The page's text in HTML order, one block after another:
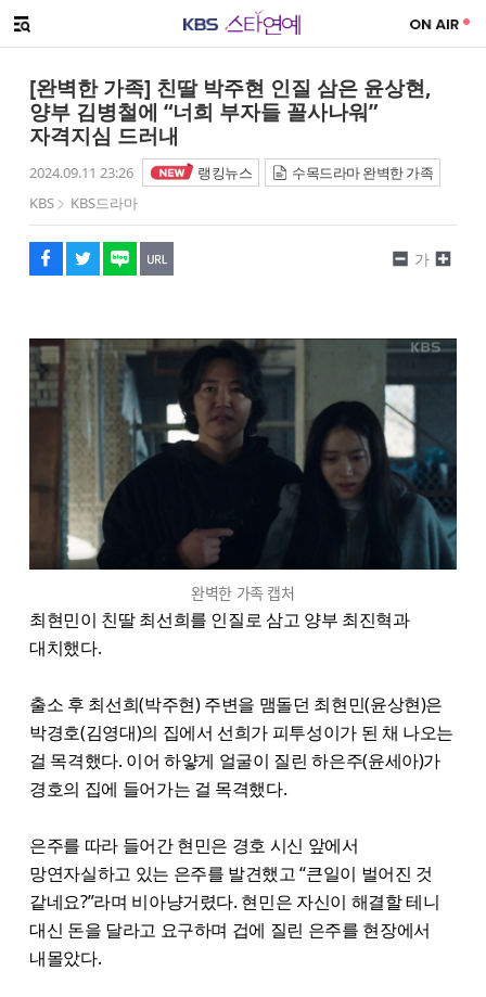
메뉴 열기
[완벽한 가족] 친딸 박주현 인질 삼은 윤상현,
양부 김병철에 “너희 부자들 꼴사나워”
자격지심 드러내
2024.09.11 23:26 랭킹뉴스
수목드라마 완벽한 가족
KBS
KBS드라마
페이스북
트위터
네이버
URL복사
글씨 작게보기
가
글씨 크게보기
완벽한 가족 캡처
최현민이 친딸 최선희를 인질로 삼고 양부 최진혁과
대치했다.
출소 후 최선희(박주현) 주변을 맴돌던 최현민(윤상현)은
박경호(김영대)의 집에서 선희가 피투성이가 된 채 나오는
걸 목격했다. 이어 하얗게 얼굴이 질린 하은주(윤세아)가
경호의 집에 들어가는 걸 목격했다.
은주를 따라 들어간 현민은 경호 시신 앞에서
망연자실하고 있는 은주를 발견했고 “큰일이 벌어진 것
같네요?”라며 비아냥거렸다. 현민은 자신이 해결할 테니
대신 돈을 달라고 요구하며 겁에 질린 은주를 현장에서
내몰았다.